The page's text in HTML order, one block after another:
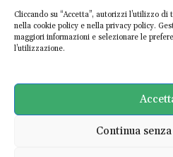
Cliccando su “Accetta”, autorizzi l’utilizzo
nella cookie policy e nella privacy policy.
maggiori informazioni e selezionare le
l’utilizzazione.
Continua
digitale dedicata alle imprese
esperienze già mappate o